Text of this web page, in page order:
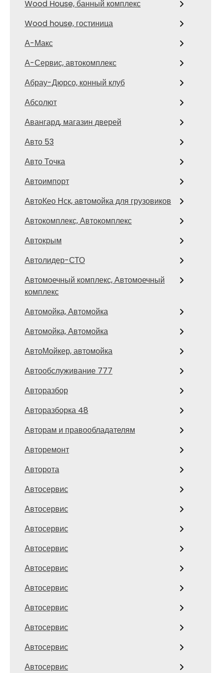
Wood House, банный комплекс
Wood house, гостиница
А-Макс
А-Сервис, автокомплекс
Абрау-Дюрсо, конный клуб
Абсолют
Авангард, магазин дверей
Авто 53
Авто Точка
Автоимпорт
АвтоКео Нск, автомойка для грузовиков
Автокомплекс, Автокомплекс
Автокрым
Автолидер-СТО
Автомоечный комплекс, Автомоечный
комплекс
Автомойка, Автомойка
Автомойка, Автомойка
АвтоМойкер, автомойка
Автообслуживание 777
Авторазбор
Авторазборка 48
Авторам и правообладателям
Авторемонт
Авторота
Автосервис
Автосервис
Автосервис
Автосервис
Автосервис
Автосервис
Автосервис
Автосервис
Автосервис
Автосервис